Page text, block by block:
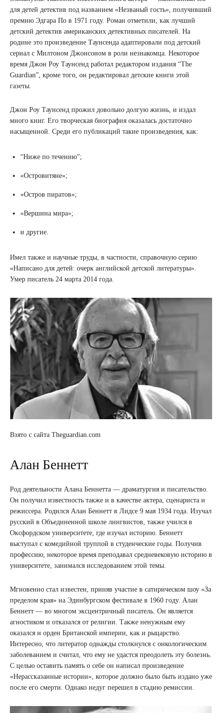
для детей детектив под названием «Незваный гость», получивший
премию Эдгара По в 1971 году. Роман отметили, как лучший
детский детектив американских детективных писателей. На
родине это произведение Таунсенда адаптировали под детский
сериал с Милтоном Джонсоном в роли незнакомца. Некоторое
время Джон Роу Таунсенд работал редактором издания “The
Guardian”, кроме того, он редактировал детские книги этой
газеты.
Джон Роу Таунсенд прожил довольно долгую жизнь, и издал
много книг. Его творческая биография оказалась достаточно
насыщенной. Среди его публикаций такие произведения, как:
“Ниже по течению”;
«Островитяне»;
«Остров пиратов»;
«Вершина мира»;
и другие.
Имел также и научные труды, в частности, справочную серию
«Написано для детей: очерк английской детской литературы».
Умер писатель 24 марта 2014 года.
Взято с сайта Theguardian.com
Алан Беннетт
Род деятельности Алана Беннетта ― драматургия и писательство.
Он получил известность также и в качестве актера, сценариста и
режиссера. Родился Алан Беннетт в Лидсе 9 мая 1934 года. Изучал
русский в Объединенной школе лингвистов, также учился в
Оксфордском университете, где изучал историю. Беннетт
выступал с комедийной труппой в студенческие годы. Получив
профессию, некоторое время преподавал средневековую историю в
университете, занимался исследованием этой темы.
Мгновенно стал известен, приняв участие в сатирическом шоу «За
пределом края» на Эдинбургском фестивале в 1960 году. Алан
Беннетт ― во многом эксцентричный писатель. Он является
агностиком и отказался от религии. Также ненужным ему
оказался и орден Британской империи, как и рыцарство.
Интересно, что литератор однажды столкнулся с онкологическим
заболеванием и считал, что ему не удастся преодолеть эту болезнь.
С целью оставить память о себе он написал произведение
«Нерассказанные истории», которое должно было быть издано уже
после его смерти. Однако недуг перешел в стадию ремиссии.